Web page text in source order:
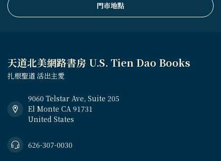
門市地點
天道北美網路書房 U.S. Tien Dao Books
扎根聖道 活出主愛
9060 Telstar Ave, Suite 205
El Monte CA 91731
United States
626-307-0030